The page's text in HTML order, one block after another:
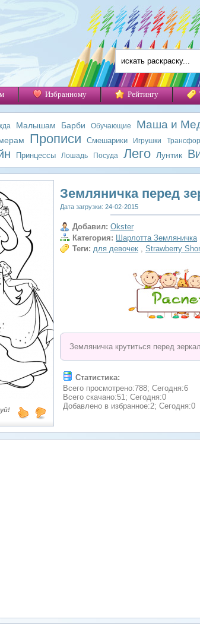
Избранному Рейтингу
Малышам Барби Обучающие Маша и
Прописи Смешарики Игрушки
Принцессы Лошадь Посуда Лего Лунтик
Земляничка перед
Дата загрузки: 24-02-2015
Добавил: Okster
Категория: Шарлотта Земляничка
Теги: для девочек , Strawberry
Земляничка крутиться перед
Статистика:
Всего просмотрено:788; Сегодня:6
Всего скачано:51; Сегодня:0
Добавлено в избранное:2; Сегодня:0